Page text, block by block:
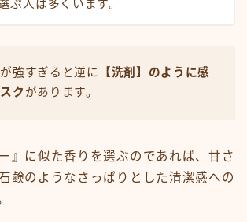
ぶ人は多くいます。
強すぎると逆に
【洗剤】のように感
ク があります。
』に似た香りを選ぶのであれば、甘さ
鹸のようなさっぱりとした清潔感への